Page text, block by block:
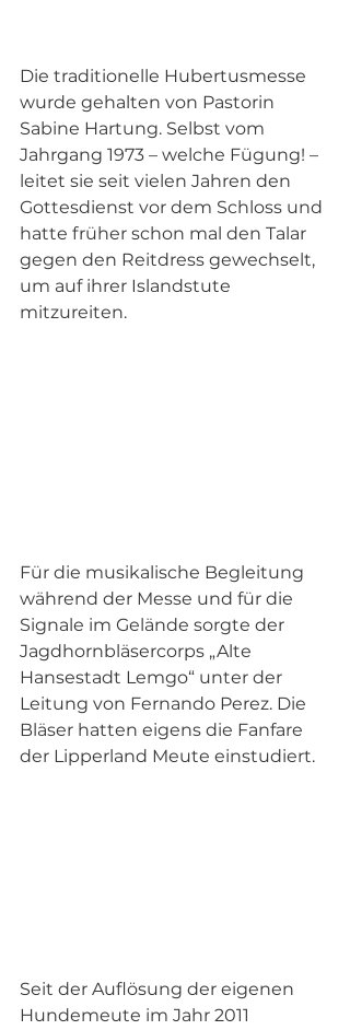
Die traditionelle Hubertusmesse
wurde gehalten von Pastorin
Sabine Hartung. Selbst vom
Jahrgang 1973 – welche Fügung! –
leitet sie seit vielen Jahren den
Gottesdienst vor dem Schloss und
hatte früher schon mal den Talar
gegen den Reitdress gewechselt,
um auf ihrer Islandstute
mitzureiten.
Für die musikalische Begleitung
während der Messe und für die
Signale im Gelände sorgte der
Jagdhornbläsercorps „Alte
Hansestadt Lemgo“ unter der
Leitung von Fernando Perez. Die
Bläser hatten eigens die Fanfare
der Lipperland Meute einstudiert.
Seit der Auflösung der eigenen
Hundemeute im Jahr 2011